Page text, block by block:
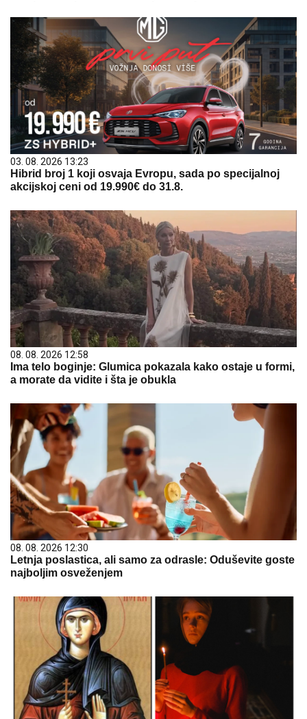
03. 08. 2026 13:23
Hibrid broj 1 koji osvaja Evropu, sada po specijalnoj
akcijskoj ceni od 19.990€ do 31.8.
08. 08. 2026 12:58
Ima telo boginje: Glumica pokazala kako ostaje u formi,
a morate da vidite i šta je obukla
08. 08. 2026 12:30
Letnja poslastica, ali samo za odrasle: Oduševite goste
najboljim osveženjem